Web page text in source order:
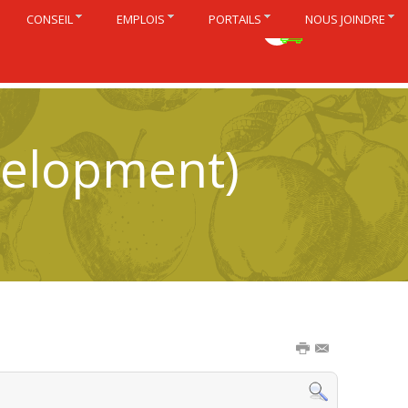
English
CONSEIL EMPLOIS PORTAILS NOUS JOINDRE